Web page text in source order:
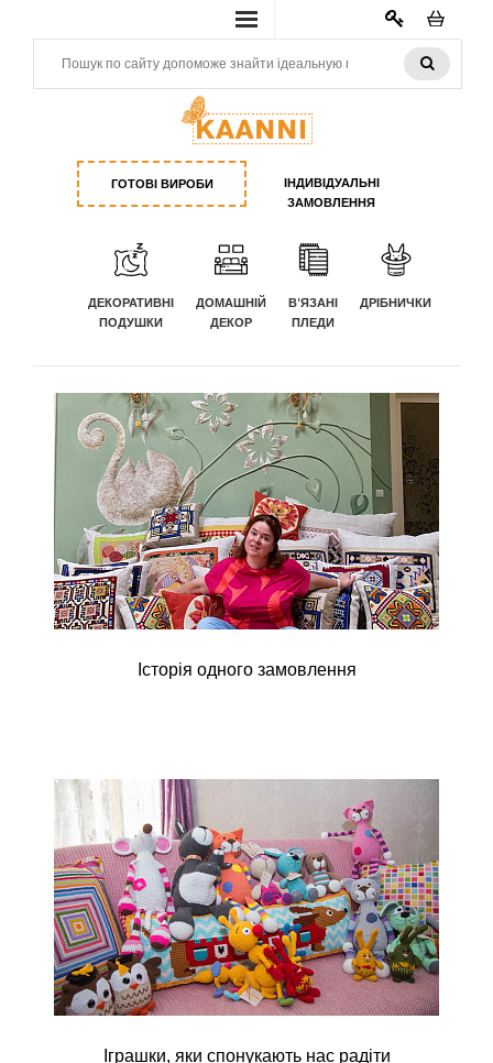
КАБИНЕТ
ГОТОВІ ВИРОБИ
ІНДИВІДУАЛЬНІ
ЗАМОВЛЕННЯ
ДЕКОРАТИВНІ
ПОДУШКИ
ДОМАШНІЙ
ДЕКОР
В'ЯЗАНІ
ПЛЕДИ
ДРІБНИЧКИ
Історія одного замовлення
Іграшки, яки спонукають нас радіти